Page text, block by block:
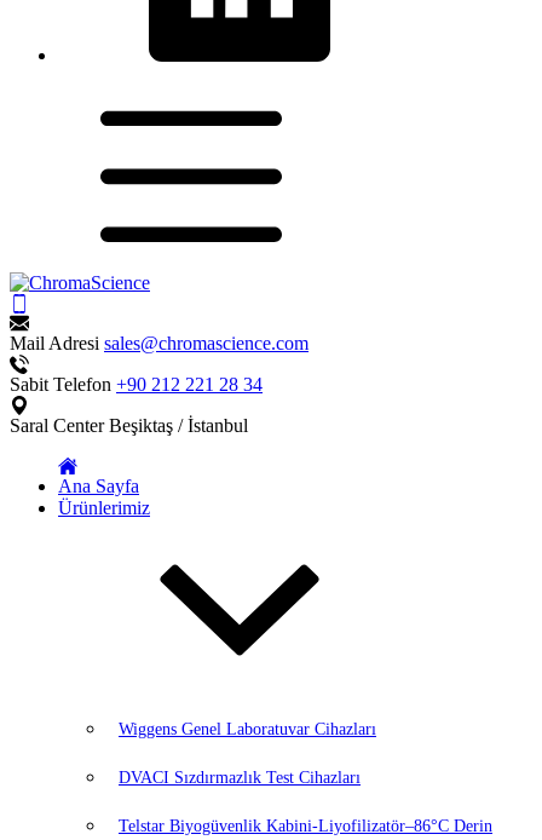
Mail Adresi sales@chromascience.com
Sabit Telefon +90 212 221 28 34
Saral CenterBeşiktaş / İstanbul
Ana Sayfa
Ürünlerimiz
Wiggens Genel Laboratuvar Cihazları
DVACI Sızdırmazlık Test Cihazları
Telstar Biyogüvenlik Kabini-Liyofilizatör–86°C Derin